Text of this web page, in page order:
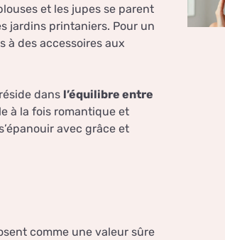
et les jupes se parent
jardins printaniers. Pour un
à des accessoires aux
réside dans l’équilibre entre
à la fois romantique et
avec grâce et
comme une valeur sûre